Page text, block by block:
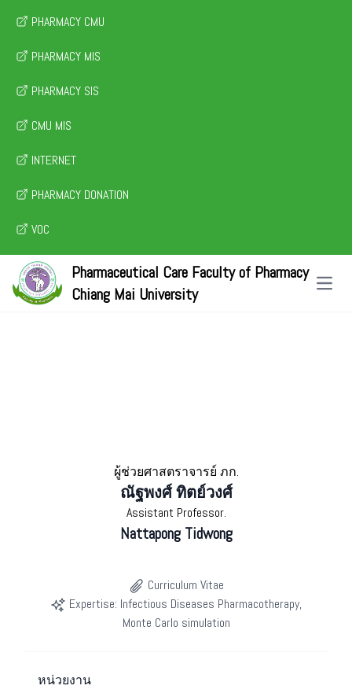
PHARMACY CMU
PHARMACY MIS
PHARMACY SIS
CMU MIS
INTERNET
PHARMACY DONATION
VOC
Pharmaceutical Care Faculty of Pharmacy
Chiang Mai University
Open
ผู้ช่วยศาสตราจารย์ ภก.
ณัฐพงศ์ ทิตย์วงศ์
Assistant Professor.
Nattapong Tidwong
Curriculum Vitae
Expertise: Infectious Diseases Pharmacotherapy,
Monte Carlo simulation
หน่วยงาน